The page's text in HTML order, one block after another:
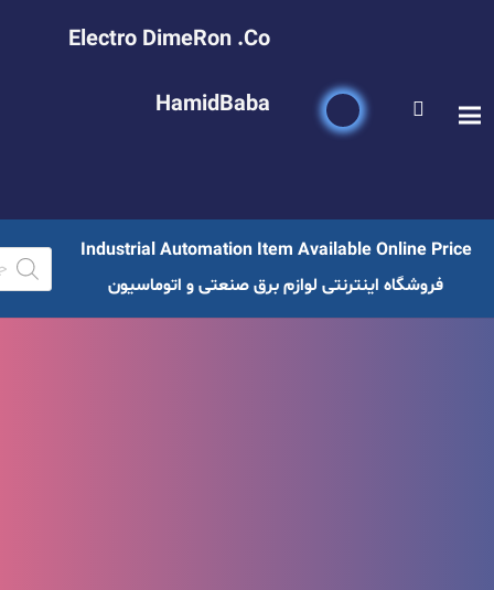
Electro DimeRon .Co
HamidBaba
Industrial Automation Item Available Online Price
فروشگاه اینترنتی لوازم برق صنعتی و اتوماسیون